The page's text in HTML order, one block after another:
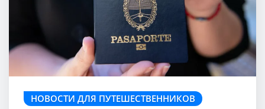
НОВОСТИ ДЛЯ ПУТЕШЕСТВЕННИКОВ